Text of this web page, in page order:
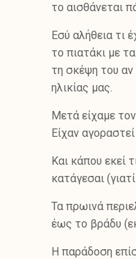
το αισθάνεται
Εσύ αλήθεια τι
το πιατάκι με
τη σκέψη του αν
ηλικίας μας.
Μετά είχαμε
Είχαν
Και κάπου εκεί
κατάγεσαι
Τα πρωινά
έως το βράδυ
Η παράδοση